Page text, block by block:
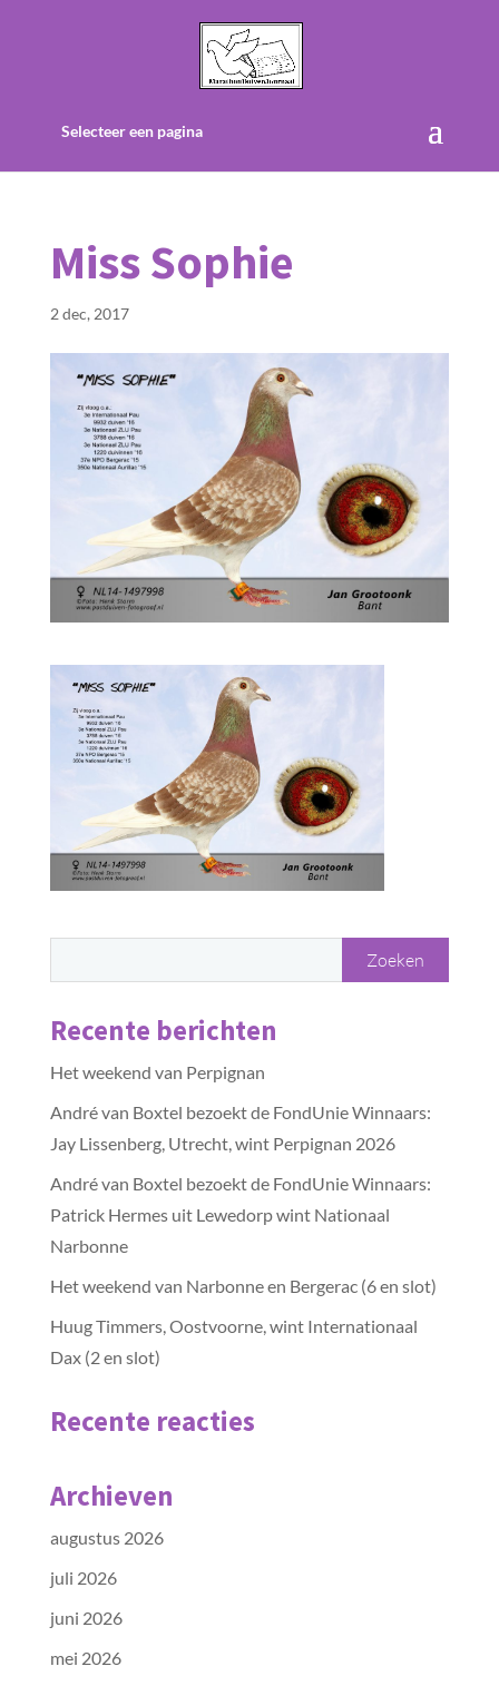
Selecteer een pagina
Miss Sophie
2 dec, 2017
Recente berichten
Het weekend van Perpignan
André van Boxtel bezoekt de FondUnie Winnaars:
Jay Lissenberg, Utrecht, wint Perpignan 2026
André van Boxtel bezoekt de FondUnie Winnaars:
Patrick Hermes uit Lewedorp wint Nationaal
Narbonne
Het weekend van Narbonne en Bergerac (6 en slot)
Huug Timmers, Oostvoorne, wint Internationaal
Dax (2 en slot)
Recente reacties
Archieven
augustus 2026
juli 2026
juni 2026
mei 2026